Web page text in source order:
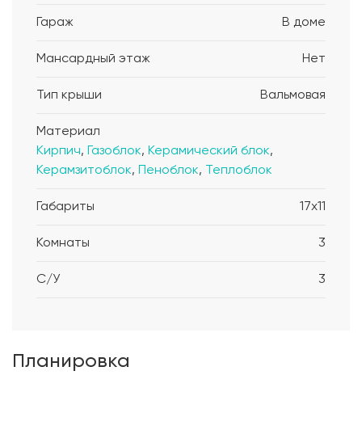
Гараж В доме
Мансардный этаж Нет
Тип крыши Вальмовая
Материал
Кирпич, Газоблок, Керамический блок,
Керамзитоблок, Пеноблок, Теплоблок
Габариты 17x11
Комнаты 3
С/У 3
Планировка